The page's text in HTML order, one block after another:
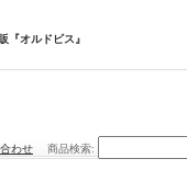
『オルドビス』
わせ 商品検索: